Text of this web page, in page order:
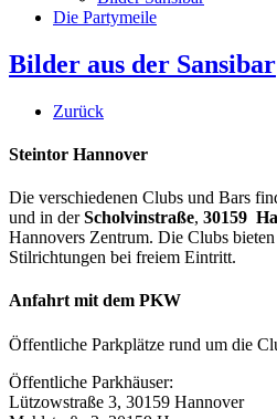
Die Partymeile
Bilder aus der Sansibar
Zurück
Steintor Hannover
Die verschiedenen Clubs und Bars
und in derScholvinstraße, 30159
Hannovers Zentrum. Die Clubs
Stilrichtungen bei freiem Eintritt.
Anfahrt mit dem PKW
Öffentliche Parkplätze rund um die
Öffentliche Parkhäuser:
Lützowstraße 3, 30159 Hannover